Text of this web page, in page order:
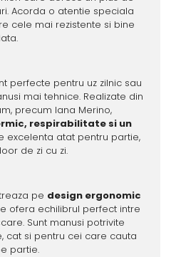
Acorda o atentie speciala
cele mai rezistente si bine
perfecte pentru uz zilnic sau
mai tehnice. Realizate din
precum lana Merino,
respirabilitate si un
excelenta atat pentru partie,
de zi cu zi.
pe design ergonomic
ofera echilibrul perfect intre
Sunt manusi potrivite
cat si pentru cei care cauta
partie.